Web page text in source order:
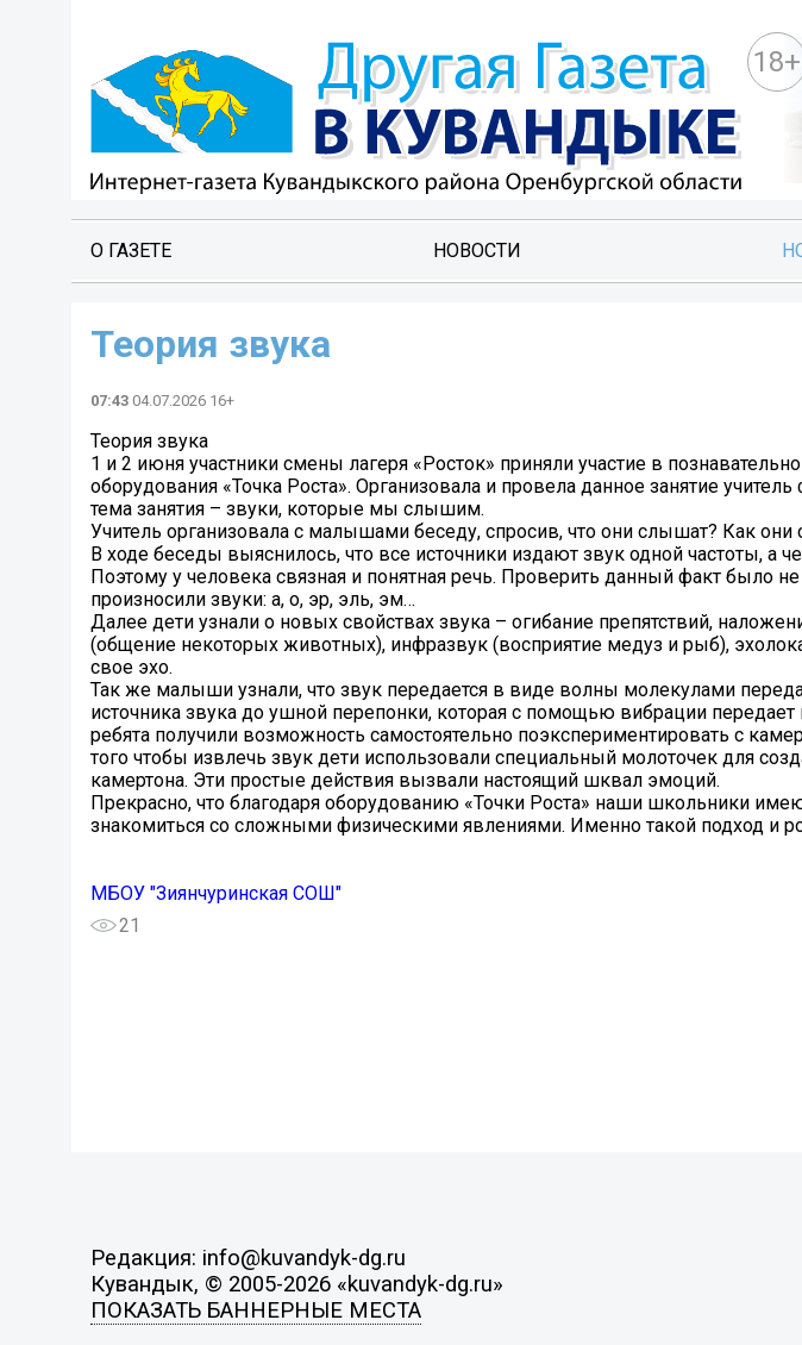
18+
О ГАЗЕТЕ НОВОСТИ
Теория звука
07:43 04.07.2026 16+
Теория звука
1 и 2 июня участники смены лагеря «Росток» приняли участие в
оборудования «Точка Роста». Организовала и провела данное занятие
тема занятия – звуки, которые мы слышим.
Учитель организовала с малышами беседу, спросив, что они слышат? Как они
В ходе беседы выяснилось, что все источники издают звук одной частоты, а
Поэтому у человека связная и понятная речь. Проверить данный факт было
произносили звуки: а, о, эр, эль, эм…
Далее дети узнали о новых свойствах звука – огибание препятствий,
(общение некоторых животных), инфразвук (восприятие медуз и рыб),
свое эхо.
Так же малыши узнали, что звук передается в виде волны молекулами
источника звука до ушной перепонки, которая с помощью вибрации
ребята получили возможность самостоятельно поэкспериментировать с
того чтобы извлечь звук дети использовали специальный молоточек для
камертона. Эти простые действия вызвали настоящий шквал эмоций.
Прекрасно, что благодаря оборудованию «Точки Роста» наши школьники
знакомиться со сложными физическими явлениями. Именно такой подход и
МБОУ "Зиянчуринская СОШ"
21
Редакция: info@kuvandyk-dg.ru
Кувандык, © 2005-2026 «kuvandyk-dg.ru»
ПОКАЗАТЬ БАННЕРНЫЕ МЕСТА